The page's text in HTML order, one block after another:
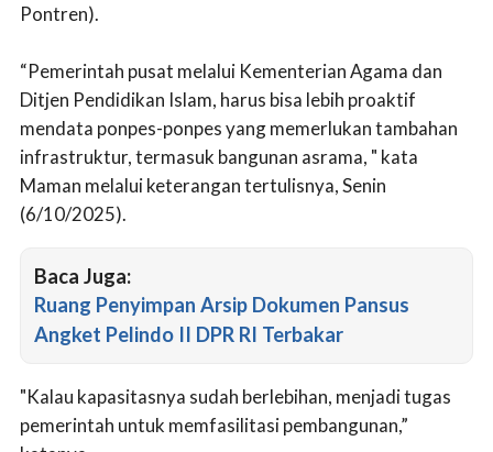
Pontren).
“Pemerintah pusat melalui Kementerian Agama dan
Ditjen Pendidikan Islam, harus bisa lebih proaktif
mendata ponpes-ponpes yang memerlukan tambahan
infrastruktur, termasuk bangunan asrama, " kata
Maman melalui keterangan tertulisnya, Senin
(6/10/2025).
Baca Juga:
Ruang Penyimpan Arsip Dokumen Pansus
Angket Pelindo II DPR RI Terbakar
"Kalau kapasitasnya sudah berlebihan, menjadi tugas
pemerintah untuk memfasilitasi pembangunan,”